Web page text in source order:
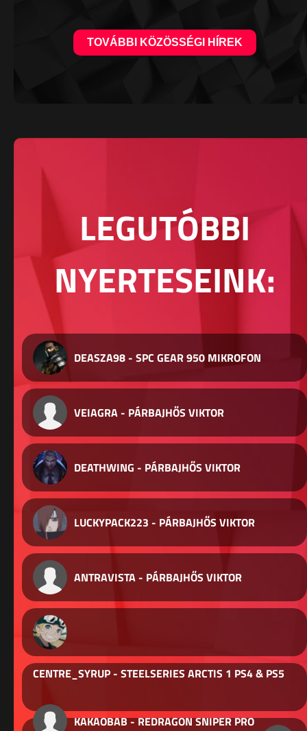
TOVÁBBI KÖZÖSSÉGI HÍREK
LEGUTÓBBI
NYERTESEINK:
DEASZA98 - SPC GEAR 950 MIKROFON
VEIAGRA - PÁRBAJHŐS VIKTOR
DEATHWING - PÁRBAJHŐS VIKTOR
LUCKYPACK223 - PÁRBAJHŐS VIKTOR
ANTRAVISTA - PÁRBAJHŐS VIKTOR
CENTRE_SYRUP - STEELSERIES ARCTIS 1 PS4 & PS5
KAKAOBAB - REDRAGON SNIPER PRO